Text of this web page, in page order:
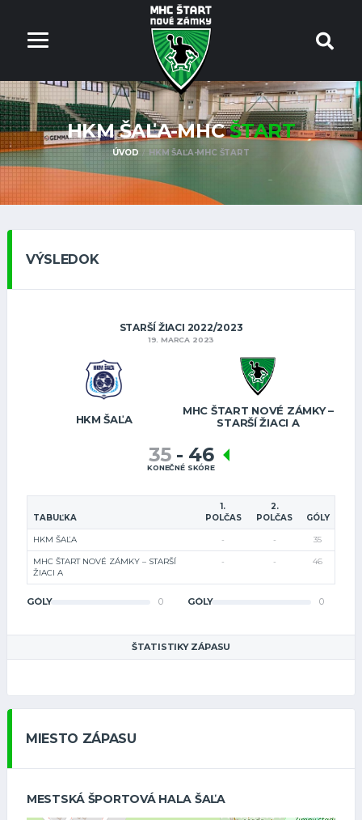
HKM ŠAĽA-MHCŠTART
ÚVOD HKM ŠAĽA-MHC ŠTART
VÝSLEDOK
STARŠÍ ŽIACI 2022/2023
19. MARCA 2023
HKM ŠAĽA
MHC ŠTART NOVÉ ZÁMKY –
STARŠÍ ŽIACI A
35 - 46
KONEČNÉ SKÓRE
TABUĽKA
1.
POLČAS
2.
POLČAS
GÓLY
HKM ŠAĽA - - 35
MHC ŠTART NOVÉ ZÁMKY – STARŠÍ
ŽIACI A
- - 46
GÓLY 0 GÓLY 0
ŠTATISTIKY ZÁPASU
MIESTO ZÁPASU
MESTSKÁ ŠPORTOVÁ HALA ŠAĽA